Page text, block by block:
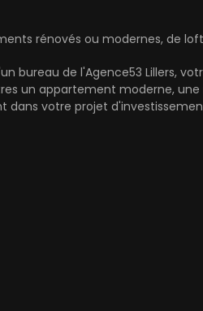
rénovés ou modernes, de
bureau de l'Agence53 Lillers,
un appartement moderne,
dans votre projet